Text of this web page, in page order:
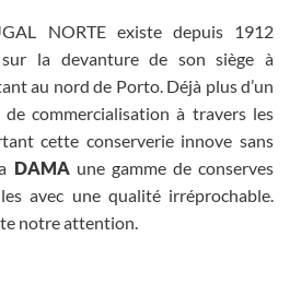
NORTE existe depuis 1912
la devanture de son siège à
au nord de Porto. Déjà plus d’un
commercialisation à travers les
cette conserverie innove sans
DAMAune gamme de conserves
avec une qualité irréprochable.
notre attention.